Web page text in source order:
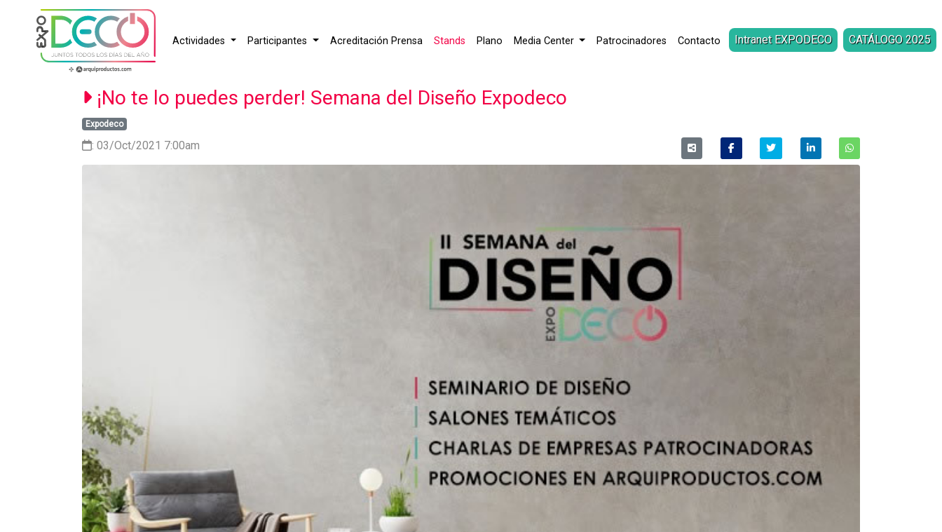
Actividades Participantes Acreditación Prensa Stands Plano Media Center Patrocinadores Contacto Intranet EXPODECO CATÁLOGO 2025
¡No te lo puedes perder! Semana del Diseño Expodeco
Expodeco
: 03/Oct/2021 7:00am